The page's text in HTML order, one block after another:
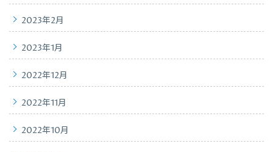
2023年2月
2023年1月
2022年12月
2022年11月
2022年10月